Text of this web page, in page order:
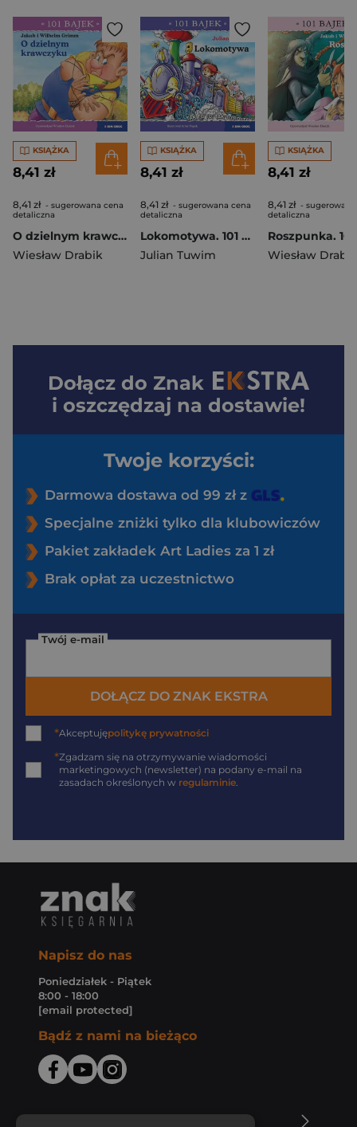
KSIĄŻKA
8,41 zł
8,41 zł - sugerowana cena
detaliczna
O dzielnym krawczyku. 101 bajek
Wiesław Drabik
KSIĄŻKA
8,41 zł
8,41 zł - sugerowana cena
detaliczna
Lokomotywa. 101 bajek
Julian Tuwim
KSIĄŻKA
8,41 zł
8,41 zł -
detaliczna
Wiesław Drabik
Dołącz do Znak
i oszczędzaj na dostawie!
Twoje korzyści:
Darmowa dostawa od 99 zł z
Specjalne zniżki tylko dla klubowiczów
Pakiet zakładek Art Ladies za 1 zł
Brak opłat za uczestnictwo
Twój e-mail
DOŁĄCZ DO ZNAK EKSTRA
*Akceptujępolitykę prywatności
*Zgadzam się na otrzymywanie wiadomości
marketingowych (newsletter) na podany e-mail na
zasadach określonych w regulaminie
Napisz do nas
Poniedziałek - Piątek
8:00 - 18:00
[email protected]
Bądź z nami na bieżąco